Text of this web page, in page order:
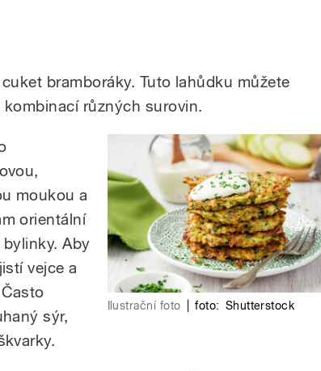
bramboráky. Tuto lahůdku můžete
různých surovin.
Ilustrační foto foto: Shutterstock
moukou a
orientální
Aby
vejce a
sýr,